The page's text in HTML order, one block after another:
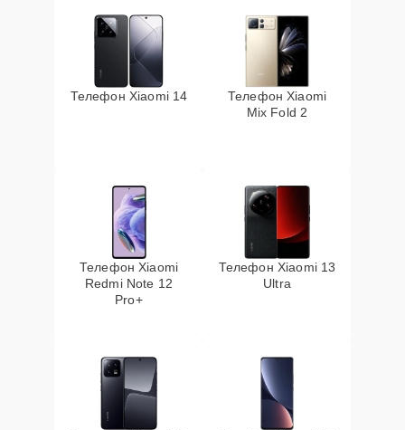
Телефон Xiaomi 14
Телефон Xiaomi
Mix Fold 2
Телефон Xiaomi
Redmi Note 12
Pro+
Телефон Xiaomi 13
Ultra